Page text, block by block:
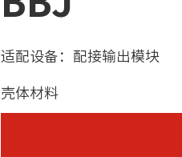
适配设备：配接输出模块
壳体材料